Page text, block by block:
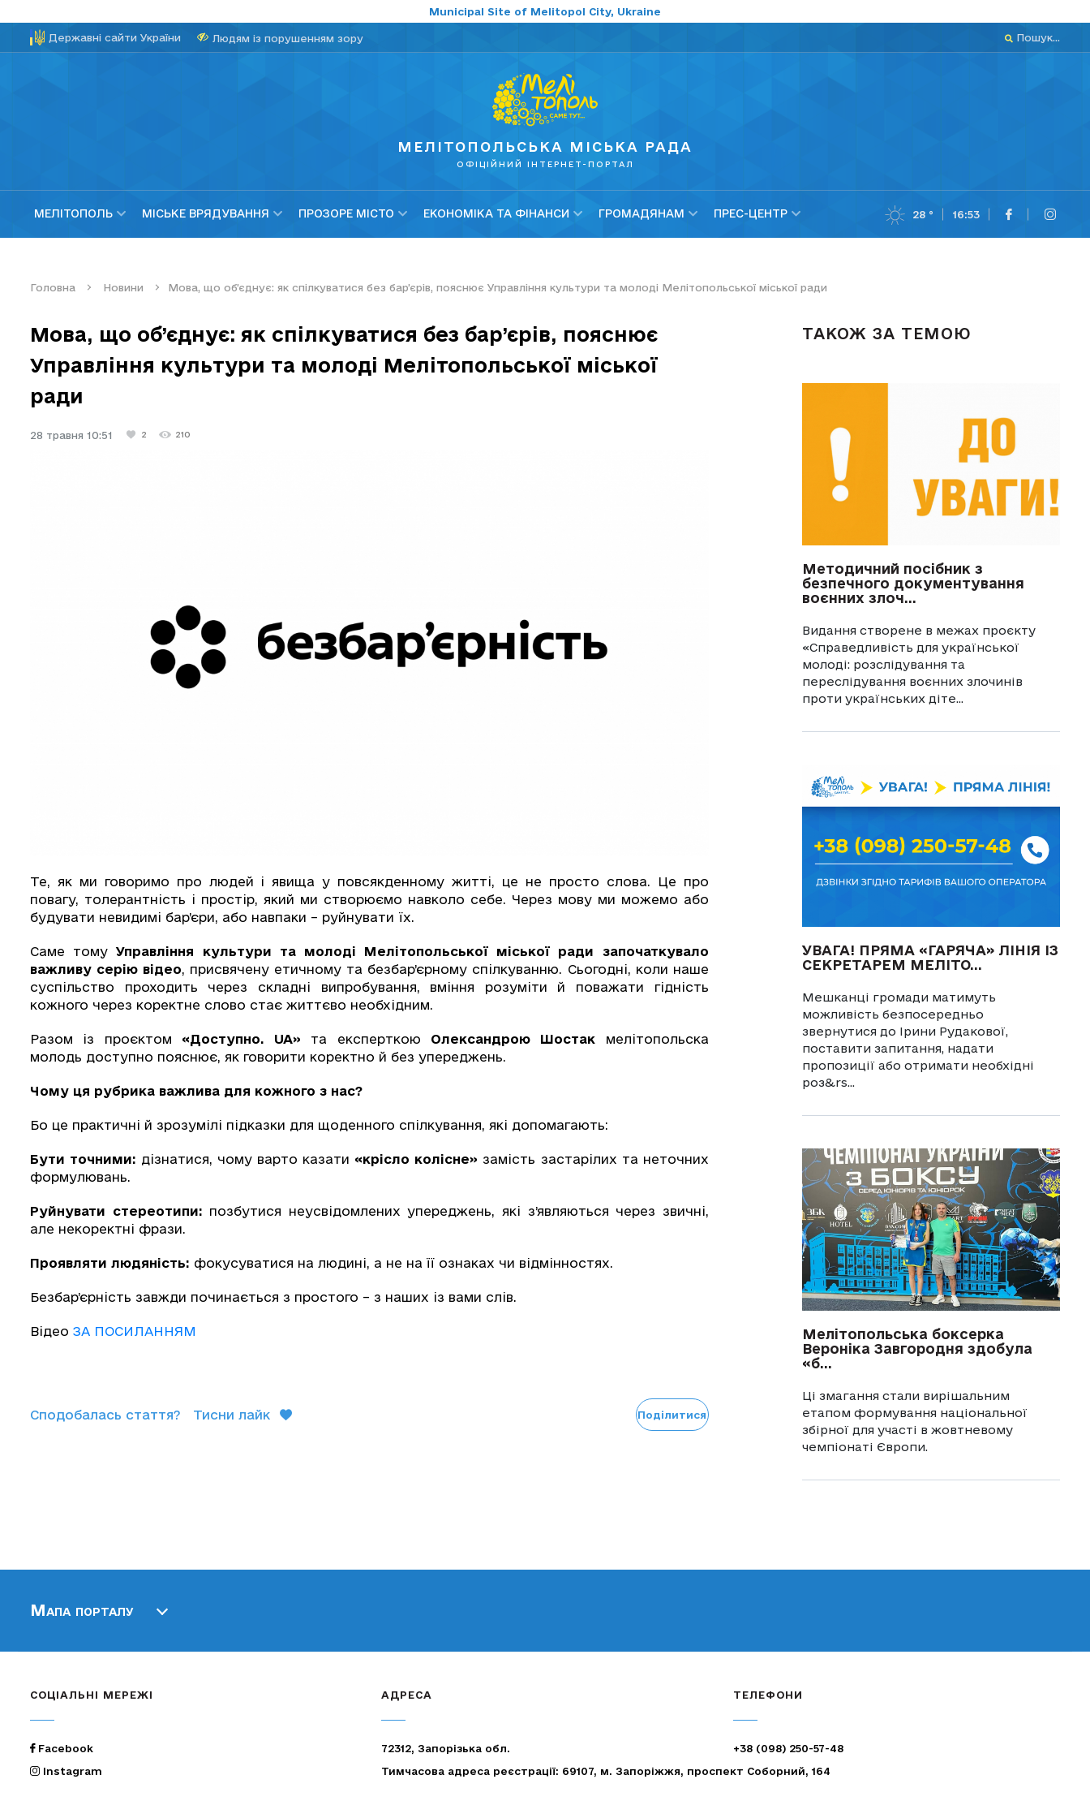
Municipal Site of Melitopol City, Ukraine
Державні сайти України Людям із порушенням зору Пошук...
МЕЛІТОПОЛЬСЬКА МІСЬКА РАДА
ОФІЦІЙНИЙ ІНТЕРНЕТ-ПОРТАЛ
МЕЛІТОПОЛЬ МІСЬКЕ ВРЯДУВАННЯ ПРОЗОРЕ МІСТО ЕКОНОМІКА ТА ФІНАНСИ ГРОМАДЯНАМ ПРЕС-ЦЕНТР 28 ° 16:53
Головна Новини Мова, що об’єднує: як спілкуватися без бар’єрів, пояснює Управління культури та молоді Мелітопольської міської ради
Мова, що об’єднує: як спілкуватися без бар’єрів, пояснює
Управління культури та молоді Мелітопольської міської
ради
28 травня 10:51 2 210
Те, як ми говоримо про людей і явища у повсякденному житті, це не просто слова. Це про
повагу, толерантність і простір, який ми створюємо навколо себе. Через мову ми можемо або
будувати невидимі бар’єри, або навпаки – руйнувати їх.
Саме томуУправління культури та молоді Мелітопольської міської ради започаткувало
важливу серію відео, присвячену етичному та безбар’єрному спілкуванню. Сьогодні, коли наше
суспільство проходить через складні випробування, вміння розуміти й поважати гідність
кожного через коректне слово стає життєво необхідним.
Разом із проєктом «Доступно. UA» та експерткою Олександрою Шостак мелітопольска
молодь доступно пояснює, як говорити коректно й без упереджень.
Чому ця рубрика важлива для кожного з нас?
Бо це практичні й зрозумілі підказки для щоденного спілкування, які допомагають:
Бути точними: дізнатися, чому варто казати «крісло колісне» замість застарілих та неточних
формулювань.
Руйнувати стереотипи: позбутися неусвідомлених упереджень, які з’являються через звичні,
але некоректні фрази.
Проявляти людяність: фокусуватися на людині, а не на її ознаках чи відмінностях.
Безбар’єрність завжди починається з простого – з наших із вами слів.
Відео ЗА ПОСИЛАННЯМ
Сподобалась стаття? Тисни лайк Поділитися
ТАКОЖ ЗА ТЕМОЮ
Методичний посібник з
безпечного документування
воєнних злоч...
Видання створене в межах проєкту
«Справедливість для української
молоді: розслідування та
переслідування воєнних злочинів
проти українських діте...
УВАГА! ПРЯМА «ГАРЯЧА» ЛІНІЯ ІЗ
СЕКРЕТАРЕМ МЕЛІТО...
Мешканці громади матимуть
можливість безпосередньо
звернутися до Ірини Рудакової,
поставити запитання, надати
пропозиції або отримати необхідні
роз&rs...
Мелітопольська боксерка
Вероніка Завгородня здобула
«б...
Ці змагання стали вирішальним
етапом формування національної
збірної для участі в жовтневому
чемпіонаті Європи.
Мапа порталу
СОЦІАЛЬНІ МЕРЕЖІ
Facebook
Instagram
АДРЕСА
72312, Запорізька обл.
Тимчасова адреса реєстрації: 69107, м. Запоріжжя, проспект Соборний, 164
ТЕЛЕФОНИ
+38 (098) 250-57-48